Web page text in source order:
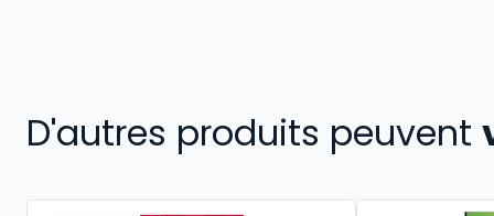
D'autres produits peuvent